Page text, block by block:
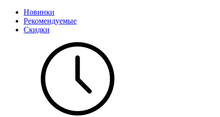
Новинки
Рекомендуемые
Скидки